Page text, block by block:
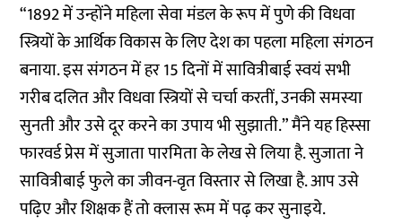
“1892 में उन्होंने महिला सेवा मंडल के रूप में पुणे की विधवा
स्त्रियों के आर्थिक विकास के लिए देश का पहला महिला संगठन
बनाया. इस संगठन में हर 15 दिनों में सावित्रीबाई स्वयं सभी
गरीब दलित और विधवा स्त्रियों से चर्चा करतीं, उनकी समस्या
सुनती और उसे दूर करने का उपाय भी सुझाती.” मैंने यह हिस्सा
फारवर्ड प्रेस में सुजाता पारमिता के लेख से लिया है. सुजाता ने
सावित्रीबाई फुले का जीवन-वृत विस्तार से लिखा है. आप उसे
पढ़िए और शिक्षक हैं तो क्लास रूम में पढ़ कर सुनाइये.